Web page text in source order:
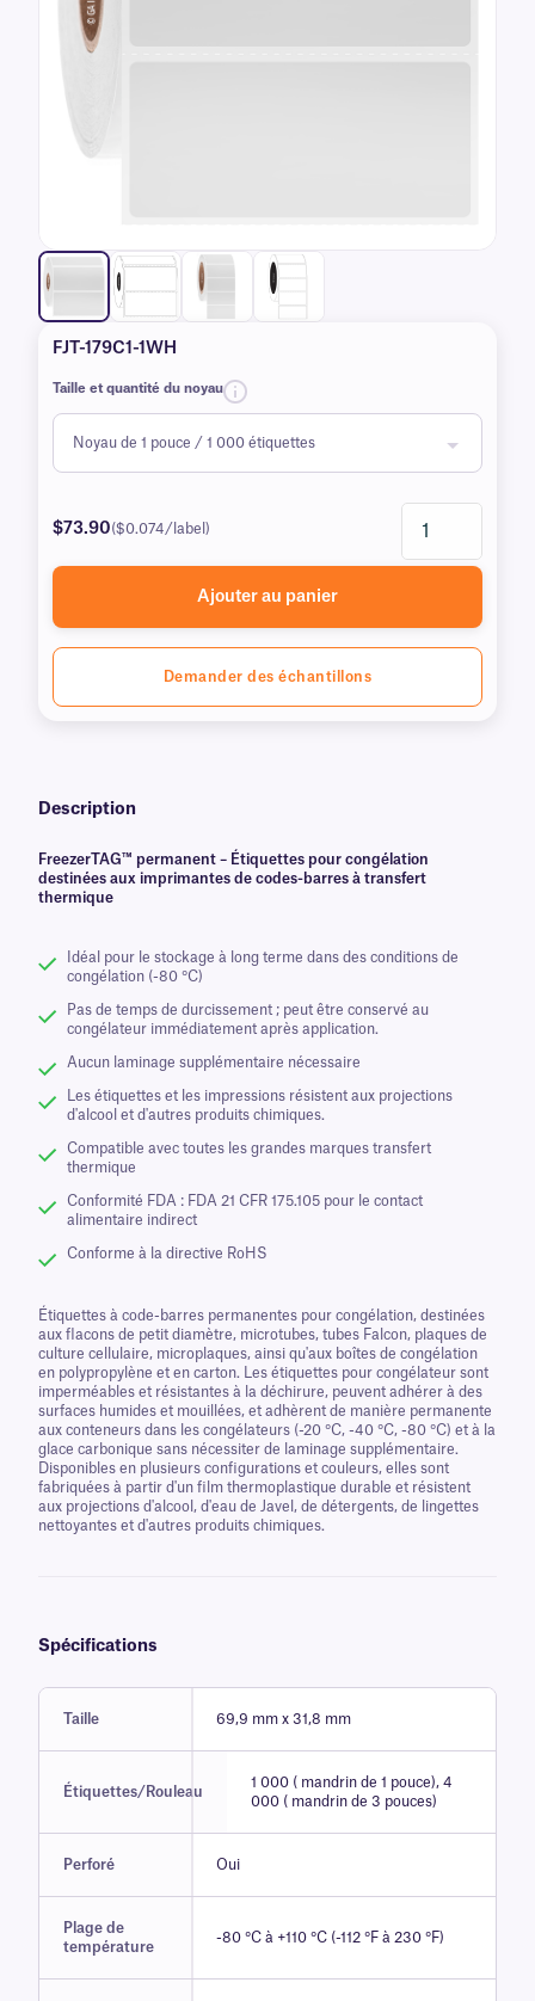
FJT-179C1-1WH
Taille et quantité du noyau
$73.90($0.074/label)
Ajouter au panier
Demander des échantillons
Description
FreezerTAG™ permanent – Étiquettes pour congélation
destinées aux imprimantes de codes-barres à transfert
thermique
Idéal pour le stockage à long terme dans des conditions de
congélation (-80 °C)
Pas de temps de durcissement ; peut être conservé au
congélateur immédiatement après application.
Aucun laminage supplémentaire nécessaire
Les étiquettes et les impressions résistent aux projections
d'alcool et d'autres produits chimiques.
Compatible avec toutes les grandes marques transfert
thermique
Conformité FDA : FDA 21 CFR 175.105 pour le contact
alimentaire indirect
Conforme à la directive RoHS
Étiquettes à code-barres permanentes pour congélation, destinées
aux flacons de petit diamètre, microtubes, tubes Falcon, plaques de
culture cellulaire, microplaques, ainsi qu'aux boîtes de congélation
en polypropylène et en carton. Les étiquettes pour congélateur sont
imperméables et résistantes à la déchirure, peuvent adhérer à des
surfaces humides et mouillées, et adhèrent de manière permanente
aux conteneurs dans les congélateurs (-20 °C, -40 °C, -80 °C) et à la
glace carbonique sans nécessiter de laminage supplémentaire.
Disponibles en plusieurs configurations et couleurs, elles sont
fabriquées à partir d'un film thermoplastique durable et résistent
aux projections d'alcool, d'eau de Javel, de détergents, de lingettes
nettoyantes et d'autres produits chimiques.
Spécifications
Taille 69,9 mm x 31,8 mm
Étiquettes/Rouleau
1 000 ( mandrin de 1 pouce), 4
000 ( mandrin de 3 pouces)
Perforé Oui
Plage de
température
-80 °C à +110 °C (-112 °F à 230 °F)